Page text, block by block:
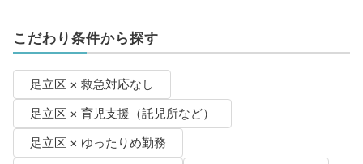
こだわり条件から探す
足立区 × 救急対応なし
足立区 × 育児支援（託児所など）
足立区 × ゆったりめ勤務